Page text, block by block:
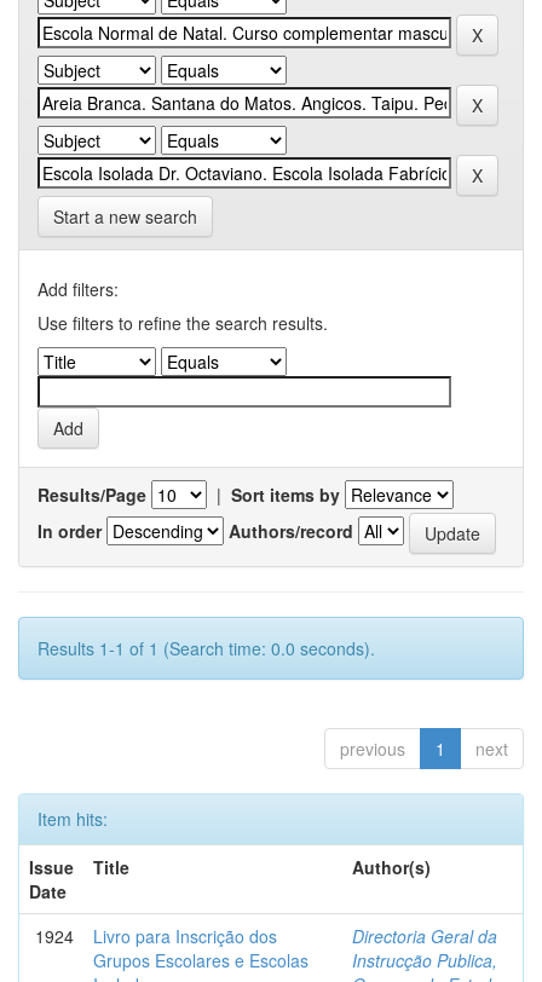
Start a new search
Add filters:
Use filters to refine the search results.
Results/Page | Sort items by
In order
Authors/record
Results 1-1 of 1 (Search time: 0.0 seconds).
previous 1 next
Item hits:
Issue
Date
Title Author(s)
1924
Livro para Inscrição dos
Grupos Escolares e Escolas
Directoria Geral da
Instrucção Publica,